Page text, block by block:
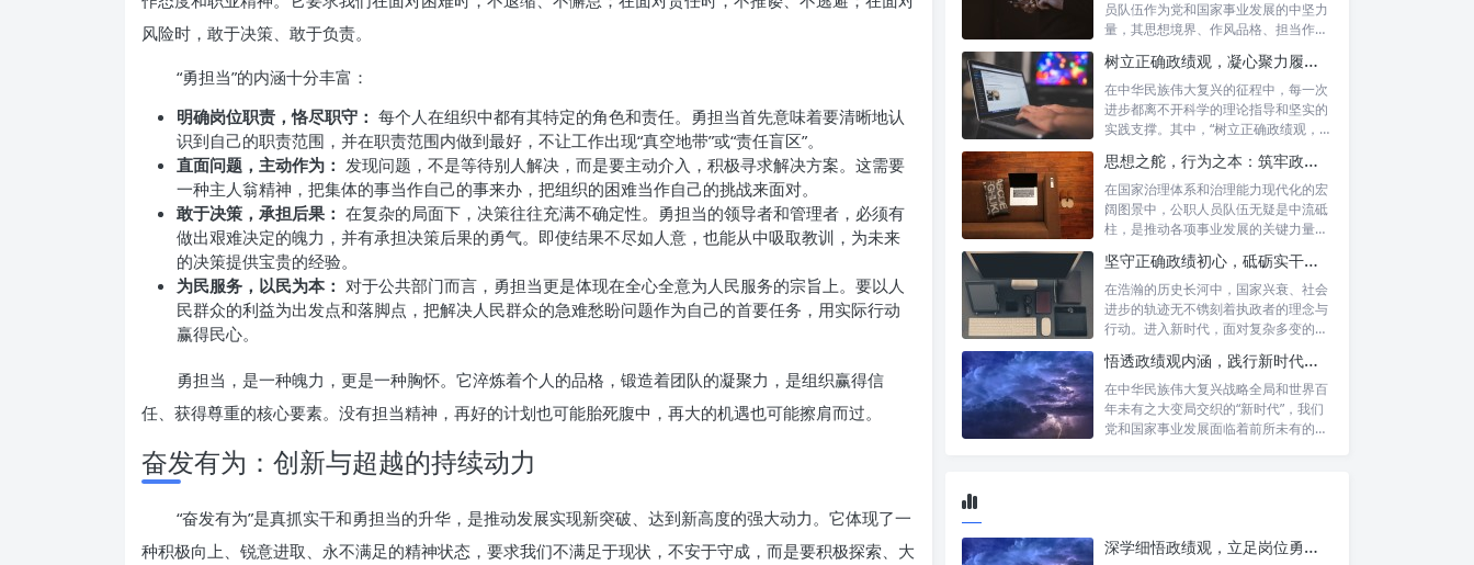
风险时，敢于决策、敢于负责。
“勇担当”的内涵十分丰富：
明确岗位职责，恪尽职守： 每个人在组织中都有其特定的角色和责任。勇担当首先意味着要清晰地认
识到自己的职责范围，并在职责范围内做到最好，不让工作出现“真空地带”或“责任盲区”。
直面问题，主动作为： 发现问题，不是等待别人解决，而是要主动介入，积极寻求解决方案。这需要
一种主人翁精神，把集体的事当作自己的事来办，把组织的困难当作自己的挑战来面对。
敢于决策，承担后果： 在复杂的局面下，决策往往充满不确定性。勇担当的领导者和管理者，必须有
做出艰难决定的魄力，并有承担决策后果的勇气。即使结果不尽如人意，也能从中吸取教训，为未来
的决策提供宝贵的经验。
为民服务，以民为本： 对于公共部门而言，勇担当更是体现在全心全意为人民服务的宗旨上。要以人
民群众的利益为出发点和落脚点，把解决人民群众的急难愁盼问题作为自己的首要任务，用实际行动
赢得民心。
勇担当，是一种魄力，更是一种胸怀。它淬炼着个人的品格，锻造着团队的凝聚力，是组织赢得信
任、获得尊重的核心要素。没有担当精神，再好的计划也可能胎死腹中，再大的机遇也可能擦肩而过。
奋发有为：创新与超越的持续动力
“奋发有为”是真抓实干和勇担当的升华，是推动发展实现新突破、达到新高度的强大动力。它体现了一
种积极向上、锐意进取、永不满足的精神状态，要求我们不满足于现状，不安于守成，而是要积极探索、大
员队伍作为党和国家事业发展的中坚力
量，其思想境界、作风品格、担当作为
树立正确政绩观，凝心聚力履职尽责：新时代下的治理智慧与实践路径
在中华民族伟大复兴的征程中，每一次
进步都离不开科学的理论指导和坚实的
实践支撑。其中，“树立正确政绩观，凝
思想之舵，行为之本：筑牢政绩观根基，永葆公职人员本色
在国家治理体系和治理能力现代化的宏
阔图景中，公职人员队伍无疑是中流砥
柱，是推动各项事业发展的关键力量。
坚守正确政绩初心，砥砺实干担当精神：新时代高质量发展的核心引擎
在浩瀚的历史长河中，国家兴衰、社会
进步的轨迹无不镌刻着执政者的理念与
行动。进入新时代，面对复杂多变的国
悟透政绩观内涵，践行新时代使命：书写高质量发展的时代答卷
在中华民族伟大复兴战略全局和世界百
年未有之大变局交织的“新时代”，我们
党和国家事业发展面临着前所未有的机
深学细悟政绩观，立足岗位勇争先：新时代奋斗者的思想指引与实践航标